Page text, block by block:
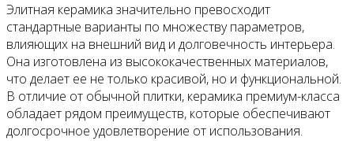
Элитная керамика значительно превосходит
стандартные варианты по множеству параметров,
влияющих на внешний вид и долговечность интерьера.
Она изготовлена из высококачественных материалов,
что делает ее не только красивой, но и функциональной.
В отличие от обычной плитки, керамика премиум-класса
обладает рядом преимуществ, которые обеспечивают
долгосрочное удовлетворение от использования.